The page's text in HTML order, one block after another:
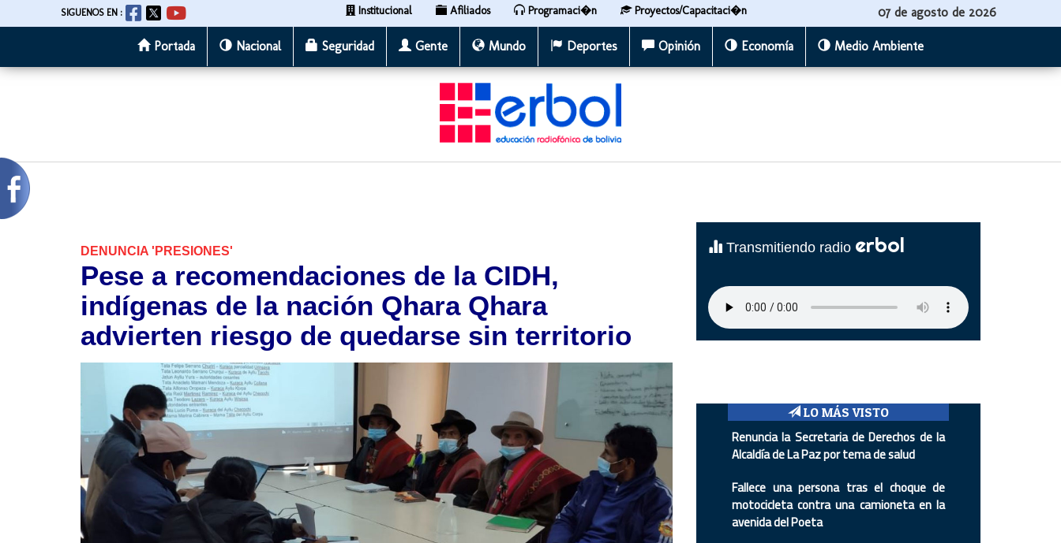
al
SIGUENOS EN : Institucional Afiliados Programaci�n Proyectos/Capacitaci�n 07 de agosto de 2026
Portada Nacional Seguridad Gente Mundo Deportes Opinión Economía Medio Ambiente
DENUNCIA 'PRESIONES'
Pese a recomendaciones de la CIDH,
indígenas de la nación Qhara Qhara
advierten riesgo de quedarse sin territorio
Transmitiendo radio erbol
LO MÁS VISTO
Renuncia la Secretaria de Derechos de la
Alcaldía de La Paz por tema de salud
Fallece una persona tras el choque de
motocicleta contra una camioneta en la
avenida del Poeta